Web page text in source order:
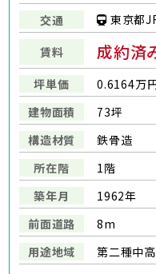
交通
東京都
賃料 成約済
坪単価
0.6164万
建物面積
73坪
構造材質
鉄骨造
所在階
1階
築年月
1962年
前面道路
8m
用途地域
第二種中